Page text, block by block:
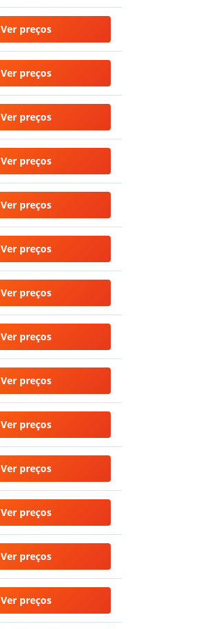
Ver preços
Ver preços
Ver preços
Ver preços
Ver preços
Ver preços
Ver preços
Ver preços
Ver preços
Ver preços
Ver preços
Ver preços
Ver preços
Ver preços